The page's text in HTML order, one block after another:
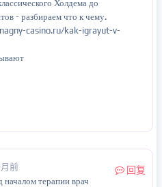
Холдема до
- разбираем что к чему.
casino.ru/kak-igrayut-v-
回复
前
началом терапии врач